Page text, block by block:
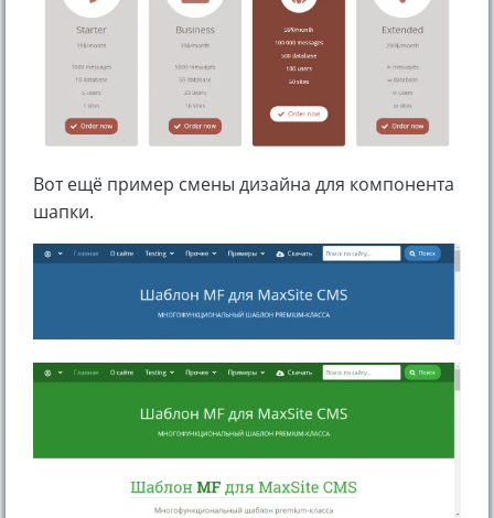
Вот ещё пример смены дизайна для компонента
шапки.